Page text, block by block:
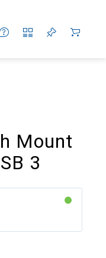
Mount
3